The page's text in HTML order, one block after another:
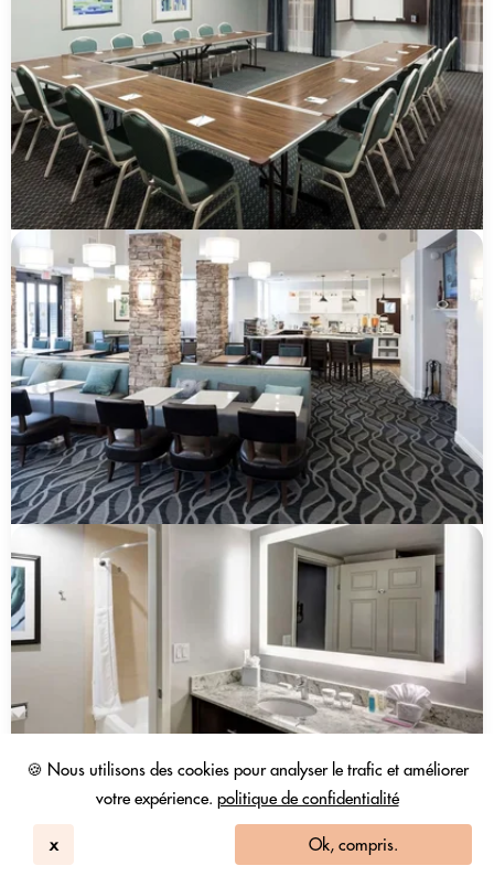
🍪 Nous utilisons des cookies pour analyser le trafic et améliorer
votre expérience. politique de confidentialité
x Ok, compris.